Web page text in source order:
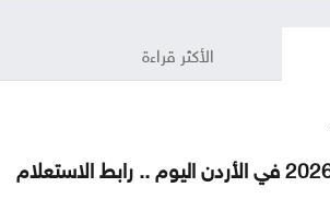
الأكثر قراءة
نتائج التوجيهي 2026 في الأردن اليوم .. رابط الاستعلام